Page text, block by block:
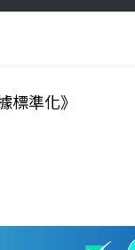
標準化》